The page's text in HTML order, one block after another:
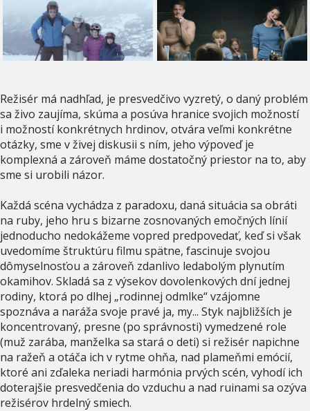
Režisér má nadhľad, je presvedčivo vyzretý, o daný problém
sa živo zaujíma, skúma a posúva hranice svojich možností
i možností konkrétnych hrdinov, otvára veľmi konkrétne
otázky, sme v živej diskusii s ním, jeho výpoveď je
komplexná a zároveň máme dostatočný priestor na to, aby
sme si urobili názor.
Každá scéna vychádza z paradoxu, daná situácia sa obráti
na ruby, jeho hru s bizarne zosnovaných emočných línií
jednoducho nedokážeme vopred predpovedať, keď si však
uvedomíme štruktúru filmu spätne, fascinuje svojou
dômyselnosťou a zároveň zdanlivo ledabolým plynutím
okamihov. Skladá sa z výsekov dovolenkových dní jednej
rodiny, ktorá po dlhej „rodinnej odmlke“ vzájomne
spoznáva a naráža svoje pravé ja, my... Styk najbližších je
koncentrovaný, presne (po správnosti) vymedzené role
(muž zarába, manželka sa stará o deti) si režisér napichne
na ražeň a otáča ich v rytme ohňa, nad plameňmi emócií,
ktoré ani zďaleka neriadi harmónia prvých scén, vyhodí ich
doterajšie presvedčenia do vzduchu a nad ruinami sa ozýva
režisérov hrdelný smiech.